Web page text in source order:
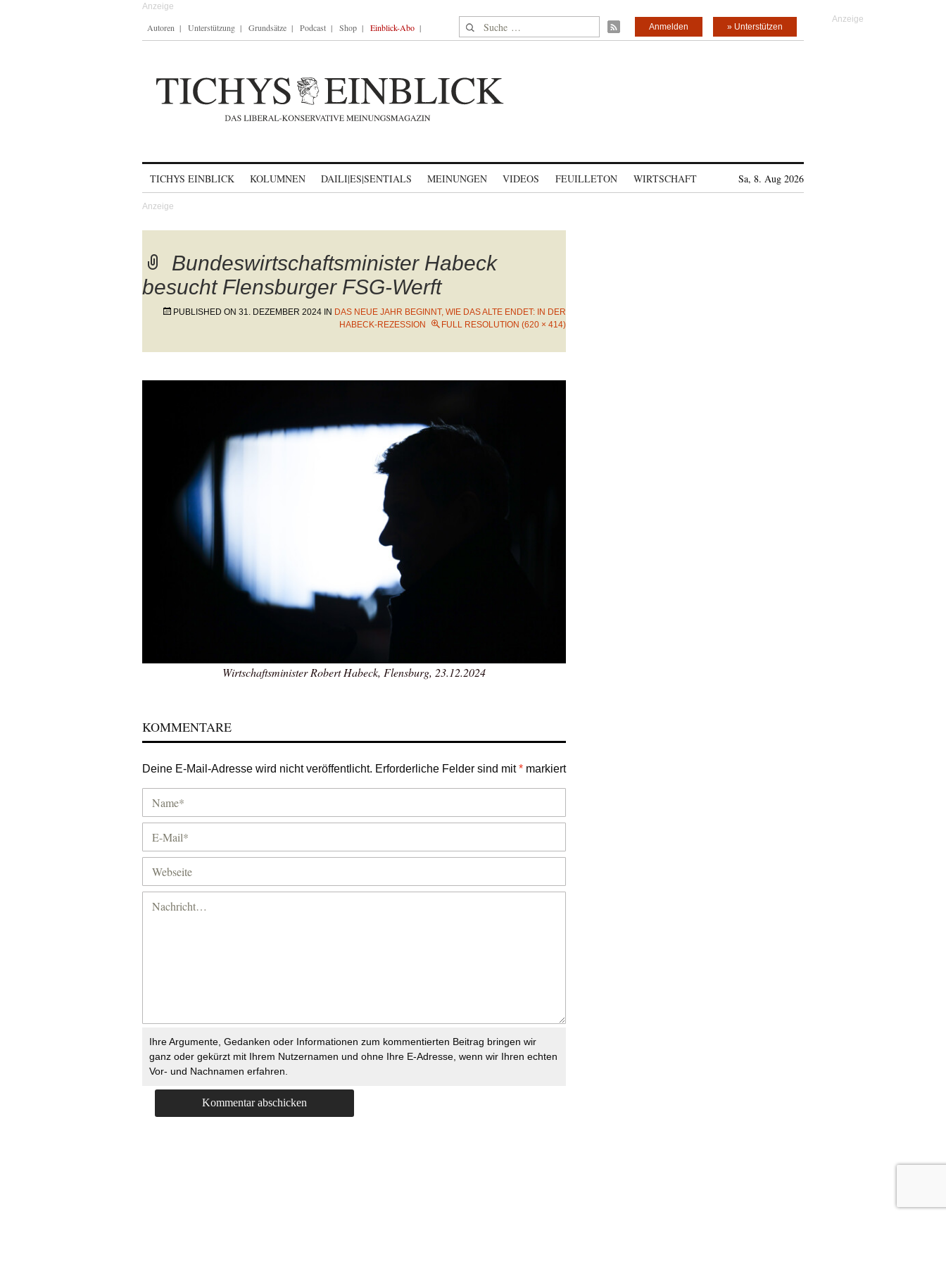
Autoren Unterstützung Grundsätze Podcast Shop Einblick-Abo Suche nach: » Unterstützen
Anmelden
TICHYS EINBLICK KOLUMNEN DAILI|ES|SENTIALS MEINUNGEN VIDEOS FEUILLETON WIRTSCHAFT Sa, 8. Aug 2026
Bundeswirtschaftsminister Habeck
besucht Flensburger FSG-Werft
PUBLISHED ON 31. DEZEMBER 2024 IN DAS NEUE JAHR BEGINNT, WIE DAS ALTE ENDET: IN DER
HABECK-REZESSION
FULL RESOLUTION (620 × 414)
Wirtschaftsminister Robert Habeck, Flensburg, 23.12.2024
KOMMENTARE
Deine E-Mail-Adresse wird nicht veröffentlicht. Erforderliche Felder sind mit* markiert
Ihre Argumente, Gedanken oder Informationen zum kommentierten Beitrag bringen wir
ganz oder gekürzt mit Ihrem Nutzernamen und ohne Ihre E-Adresse, wenn wir Ihren echten
Vor- und Nachnamen erfahren.